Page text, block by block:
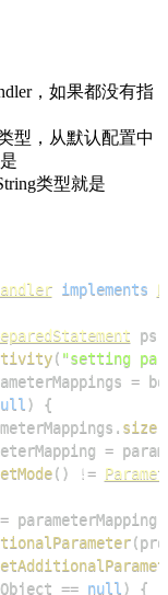
，如果都没有指
型，从默认配置中
类型就是
implements
ps
( "setting
=
)
{
. size(
=
( ) !=
= parameterMapping
(
== null ) {